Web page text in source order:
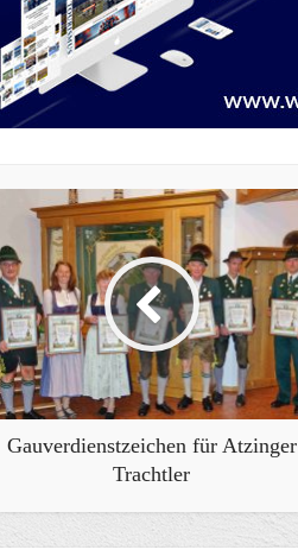
Gauverdienstzeichen für Atzinger
Trachtler